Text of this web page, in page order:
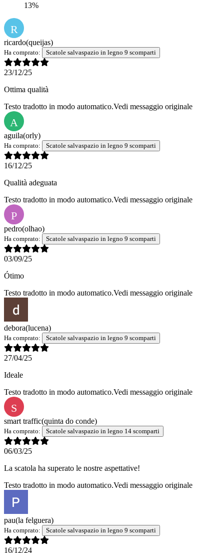
13%
R
ricardo(queijas)
Ha comprato: Scatole salvaspazio in legno 9 scomparti
23/12/25
Ottima qualità
Testo tradotto in modo automatico.Vedi messaggio originale
A
aguila(orly)
Ha comprato: Scatole salvaspazio in legno 9 scomparti
16/12/25
Qualità adeguata
Testo tradotto in modo automatico.Vedi messaggio originale
P
pedro(olhao)
Ha comprato: Scatole salvaspazio in legno 9 scomparti
03/09/25
Ótimo
Testo tradotto in modo automatico.Vedi messaggio originale
debora(lucena)
Ha comprato: Scatole salvaspazio in legno 9 scomparti
27/04/25
Ideale
Testo tradotto in modo automatico.Vedi messaggio originale
S
smart traffic(quinta do conde)
Ha comprato: Scatole salvaspazio in legno 14 scomparti
06/03/25
La scatola ha superato le nostre aspettative!
Testo tradotto in modo automatico.Vedi messaggio originale
pau(la felguera)
Ha comprato: Scatole salvaspazio in legno 9 scomparti
16/12/24